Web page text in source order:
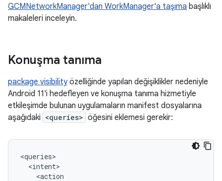
GCMNetworkManager'dan WorkManager'a taşıma başlıklı
makaleleri inceleyin.
Konuşma tanıma
package visibilityözelliğinde yapılan değişiklikler nedeniyle
Android 11'i hedefleyen ve konuşma tanıma hizmetiyle
etkileşimde bulunan uygulamaların manifest dosyalarına
aşağıdaki <queries> öğesini eklemesi gerekir: